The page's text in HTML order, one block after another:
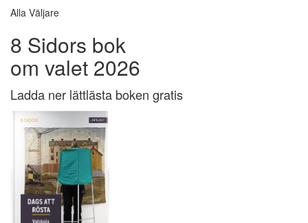
Alla Väljare
8 Sidors bok
om valet 2026
Ladda ner lättlästa boken gratis